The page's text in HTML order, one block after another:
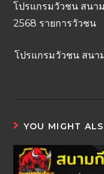
โปรแกรมวัวชน สนา
2568 รายการวัวชน
โปรแกรมวัวชน สนา
YOU MIGHT